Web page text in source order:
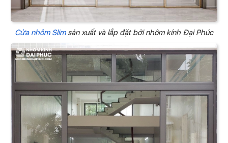
Cửa nhôm Slimsản xuất và lắp đặt bởi nhôm kính Đại Phúc